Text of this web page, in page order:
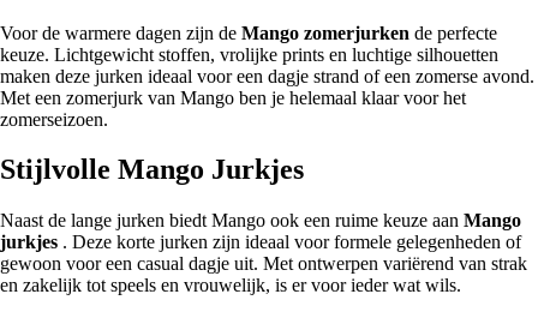
Voor de warmere dagen zijn de Mango zomerjurken de perfecte
keuze. Lichtgewicht stoffen, vrolijke prints en luchtige silhouetten
maken deze jurken ideaal voor een dagje strand of een zomerse avond.
Met een zomerjurk van Mango ben je helemaal klaar voor het
zomerseizoen.
Stijlvolle Mango Jurkjes
Naast de lange jurken biedt Mango ook een ruime keuze aan Mango
jurkjes . Deze korte jurken zijn ideaal voor formele gelegenheden of
gewoon voor een casual dagje uit. Met ontwerpen variërend van strak
en zakelijk tot speels en vrouwelijk, is er voor ieder wat wils.